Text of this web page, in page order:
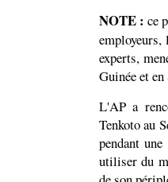
NOTE : ce
experts,
Guinée et en
L'AP a
Tenkoto au
pendant
utiliser du